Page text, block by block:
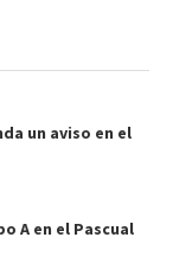
un aviso en el
A en el Pascual